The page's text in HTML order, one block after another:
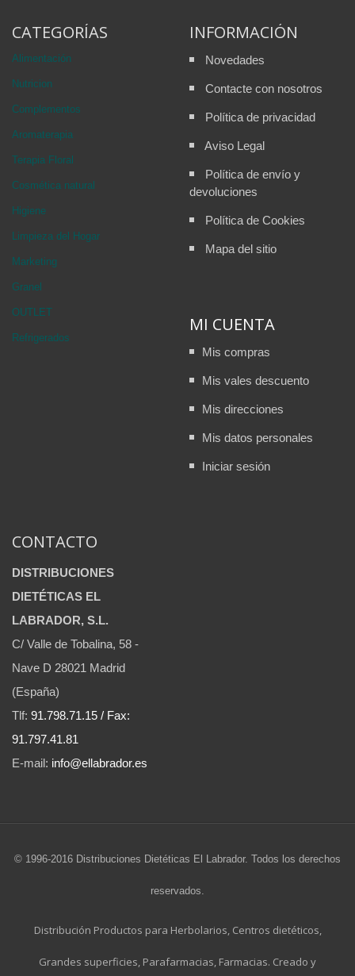
CATEGORÍAS
Alimentación
Nutricion
Complementos
Aromaterapia
Terapia Floral
Cosmética natural
Higiene
Limpieza del Hogar
Marketing
Granel
OUTLET
Refrigerados
INFORMACIÓN
Novedades
Contacte con nosotros
Política de privacidad
Aviso Legal
Política de envío y
devoluciones
Política de Cookies
Mapa del sitio
MI CUENTA
Mis compras
Mis vales descuento
Mis direcciones
Mis datos personales
Iniciar sesión
CONTACTO
DISTRIBUCIONES
DIETÉTICAS EL
LABRADOR, S.L.
C/ Valle de Tobalina, 58 -
Nave D 28021 Madrid
(España)
Tlf: 91.798.71.15 / Fax:
91.797.41.81
E-mail: info@ellabrador.es
© 1996-2016 Distribuciones Dietéticas El Labrador. Todos los derechos
reservados.
Distribución Productos para Herbolarios, Centros dietéticos,
Grandes superficies, Parafarmacias, Farmacias. Creado y